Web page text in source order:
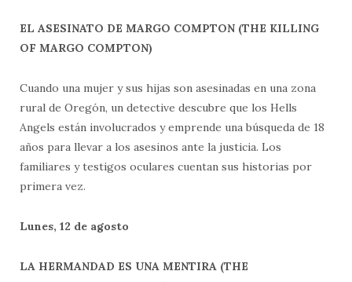
EL ASESINATO DE MARGO COMPTON (THE KILLING
OF MARGO COMPTON)
Cuando una mujer y sus hijas son asesinadas en una zona
rural de Oregón, un detective descubre que los Hells
Angels están involucrados y emprende una búsqueda de 18
años para llevar a los asesinos ante la justicia. Los
familiares y testigos oculares cuentan sus historias por
primera vez.
Lunes, 12 de agosto
LA HERMANDAD ES UNA MENTIRA (THE